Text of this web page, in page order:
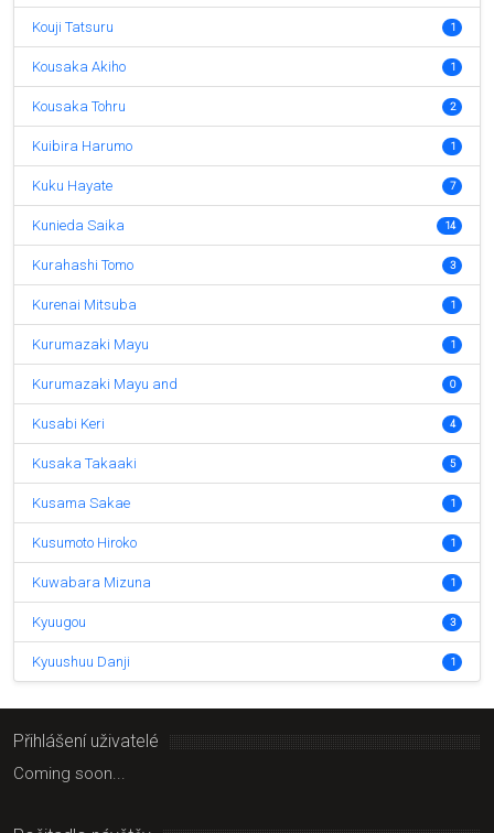
Kouji Tatsuru 1
Kousaka Akiho 1
Kousaka Tohru 2
Kuibira Harumo 1
Kuku Hayate 7
Kunieda Saika 14
Kurahashi Tomo 3
Kurenai Mitsuba 1
Kurumazaki Mayu 1
Kurumazaki Mayu and 0
Kusabi Keri 4
Kusaka Takaaki 5
Kusama Sakae 1
Kusumoto Hiroko 1
Kuwabara Mizuna 1
Kyuugou 3
Kyuushuu Danji 1
Přihlášení uživatelé
Coming soon...